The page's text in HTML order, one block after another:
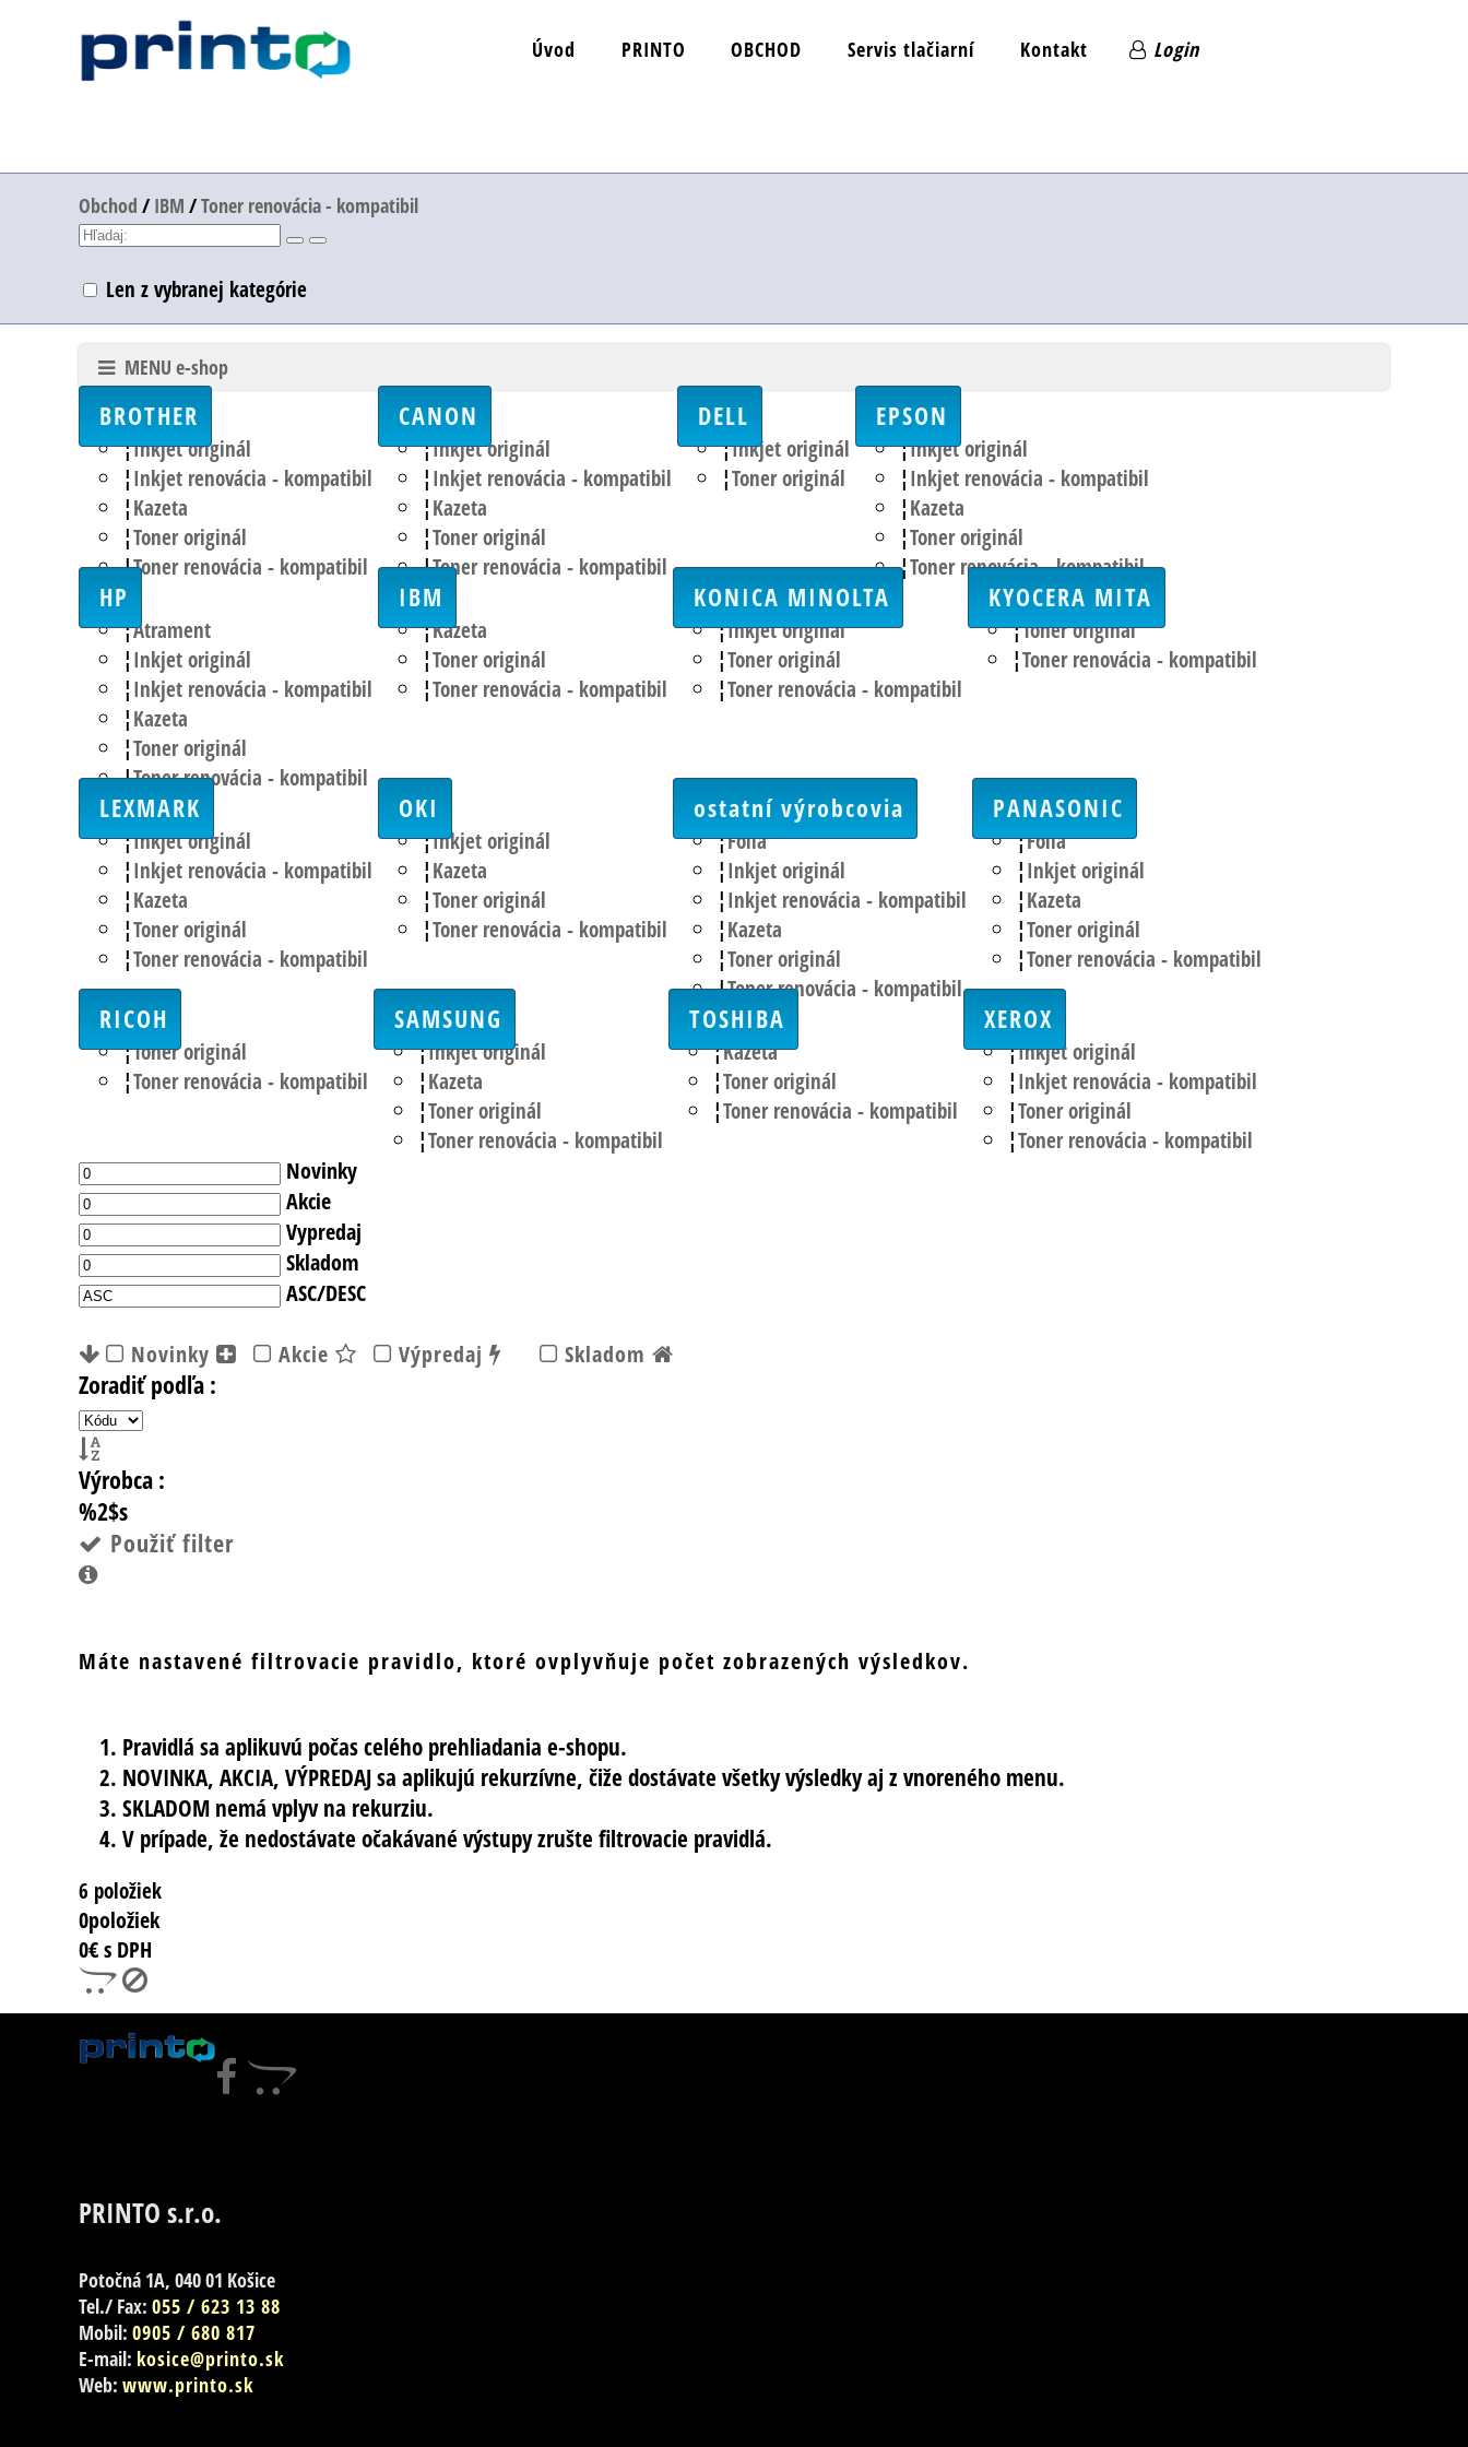
Úvod PRINTO OBCHOD Servis tlačiarní Kontakt Login
Obchod / IBM /Toner renovácia - kompatibil
Len z vybranej kategórie
MENU e-shop
BROTHER
Inkjet originál
Inkjet renovácia - kompatibil
Kazeta
Toner originál
Toner renovácia - kompatibil
CANON
Inkjet originál
Inkjet renovácia - kompatibil
Kazeta
Toner originál
Toner renovácia - kompatibil
DELL
Inkjet originál
Toner originál
EPSON
Inkjet originál
Inkjet renovácia - kompatibil
Kazeta
Toner originál
Toner renovácia - kompatibil
HP
Atrament
Inkjet originál
Inkjet renovácia - kompatibil
Kazeta
Toner originál
Toner renovácia - kompatibil
IBM
Kazeta
Toner originál
Toner renovácia - kompatibil
KONICA MINOLTA
Inkjet originál
Toner originál
Toner renovácia - kompatibil
KYOCERA MITA
Toner originál
Toner renovácia - kompatibil
LEXMARK
Inkjet originál
Inkjet renovácia - kompatibil
Kazeta
Toner originál
Toner renovácia - kompatibil
OKI
Inkjet originál
Kazeta
Toner originál
Toner renovácia - kompatibil
ostatní výrobcovia
Fólia
Inkjet originál
Inkjet renovácia - kompatibil
Kazeta
Toner originál
Toner renovácia - kompatibil
PANASONIC
Fólia
Inkjet originál
Kazeta
Toner originál
Toner renovácia - kompatibil
RICOH
Toner originál
Toner renovácia - kompatibil
SAMSUNG
Inkjet originál
Kazeta
Toner originál
Toner renovácia - kompatibil
TOSHIBA
Kazeta
Toner originál
Toner renovácia - kompatibil
XEROX
Inkjet originál
Inkjet renovácia - kompatibil
Toner originál
Toner renovácia - kompatibil
Novinky
Akcie
Vypredaj
Skladom
ASC/DESC
Novinky
Akcie Výpredaj Skladom
Zoradiť podľa :
Výrobca :
%2$s
Použiť filter
Máte nastavené filtrovacie pravidlo, ktoré ovplyvňuje počet zobrazených výsledkov.
Pravidlá sa aplikuvú počas celého prehliadania e-shopu.
NOVINKA, AKCIA, VÝPREDAJ sa aplikujú rekurzívne, čiže dostávate všetky výsledky aj z vnoreného menu.
SKLADOM nemá vplyv na rekurziu.
V prípade, že nedostávate očakávané výstupy zrušte filtrovacie pravidlá.
6 položiek
0položiek
0€ s DPH
PRINTO s.r.o.
Potočná 1A, 040 01 Košice
Tel./ Fax: 055 / 623 13 88
Mobil: 0905 / 680 817
E-mail: kosice@printo.sk
Web: www.printo.sk